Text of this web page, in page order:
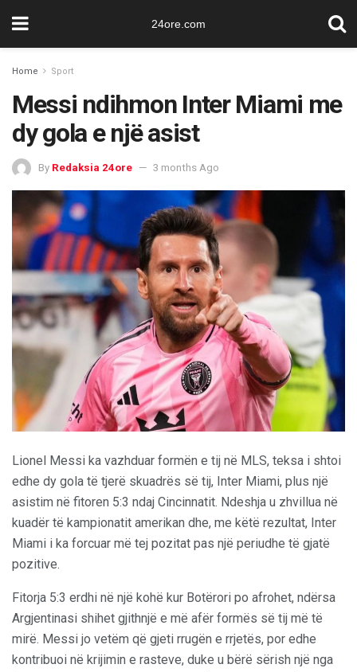
24ore.com
Home Sport
Messi ndihmon Inter Miami me
dy gola e një asist
By Redaksia 24ore 3 months Ago
Lionel Messi ka vazhduar formën e tij në MLS, teksa i shtoi
edhe dy gola të tjerë skuadrës së tij, Inter Miami, plus një
asistim në fitoren 5:3 ndaj Cincinnatit. Ndeshja u zhvillua në
kuadër të kampionatit amerikan dhe, me këtë rezultat, Inter
Miami i ka forcuar më tej pozitat pas një periudhe të gjatë
pozitive.
Fitorja 5:3 erdhi në një kohë kur Botërori po afrohet, ndërsa
Argjentinasi shihet gjithnjë e më afër formës së tij më të
mirë. Messi jo vetëm që gjeti rrugën e rrjetës, por edhe
kontribuoi në krijimin e rasteve, duke u bërë sërish një nga